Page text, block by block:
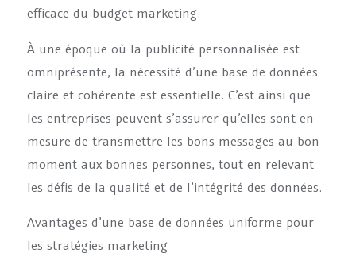
efficace du budget marketing.
À une époque où la publicité personnalisée est
omniprésente, la nécessité d’une base de données
claire et cohérente est essentielle. C’est ainsi que
les entreprises peuvent s’assurer qu’elles sont en
mesure de transmettre les bons messages au bon
moment aux bonnes personnes, tout en relevant
les défis de la qualité et de l’intégrité des données.
Avantages d’une base de données uniforme pour
les stratégies marketing